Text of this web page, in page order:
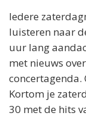
Iedere
luisteren naar
uur lang
met nieuws
concertagenda.
Kortom je
30 met de hits